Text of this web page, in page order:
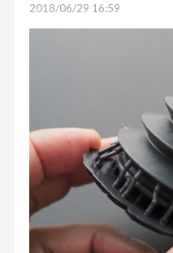
2018/06/29 16:59